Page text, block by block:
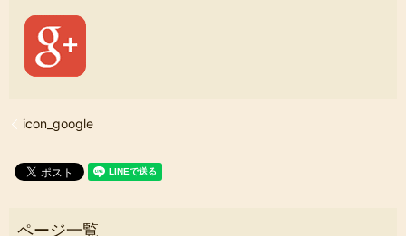
icon_google